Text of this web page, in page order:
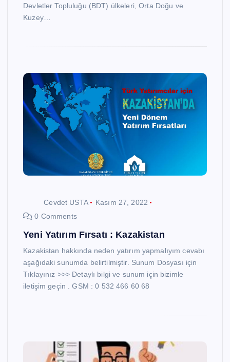
Devletler Topluluğu (BDT) ülkeleri, Orta Doğu ve
Kuzey…
Cevdet USTA
Kasım 27, 2022
0 Comments
Yeni Yatırım Fırsatı : Kazakistan
Kazakistan hakkında neden yatırım yapmalıyım cevabı
aşağıdaki sunumda belirtilmiştir. Sunum Dosyası için
Tıklayınız >>> Detaylı bilgi ve sunum için bizimle
iletişim geçin . GSM : 0 532 466 60 68